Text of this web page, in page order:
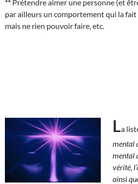
** Prétendre aimer une personne (et
par ailleurs un comportement qui la fait
mais ne rien pouvoir faire, etc.
La
mental
mental
vérité,
ainsi